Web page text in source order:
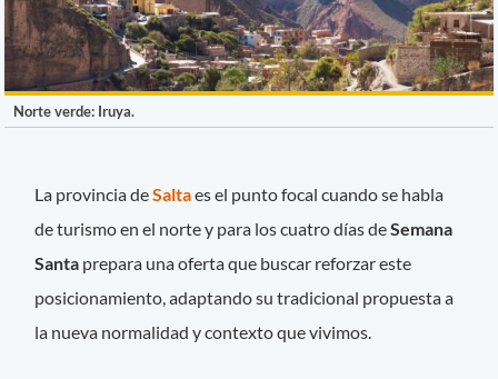
Norte verde: Iruya.
La provincia deSaltaes el punto focal cuando se habla
de turismo en el norte y para los cuatro días deSemana
Santa prepara una oferta que buscar reforzar este
posicionamiento, adaptando su tradicional propuesta a
la nueva normalidad y contexto que vivimos.